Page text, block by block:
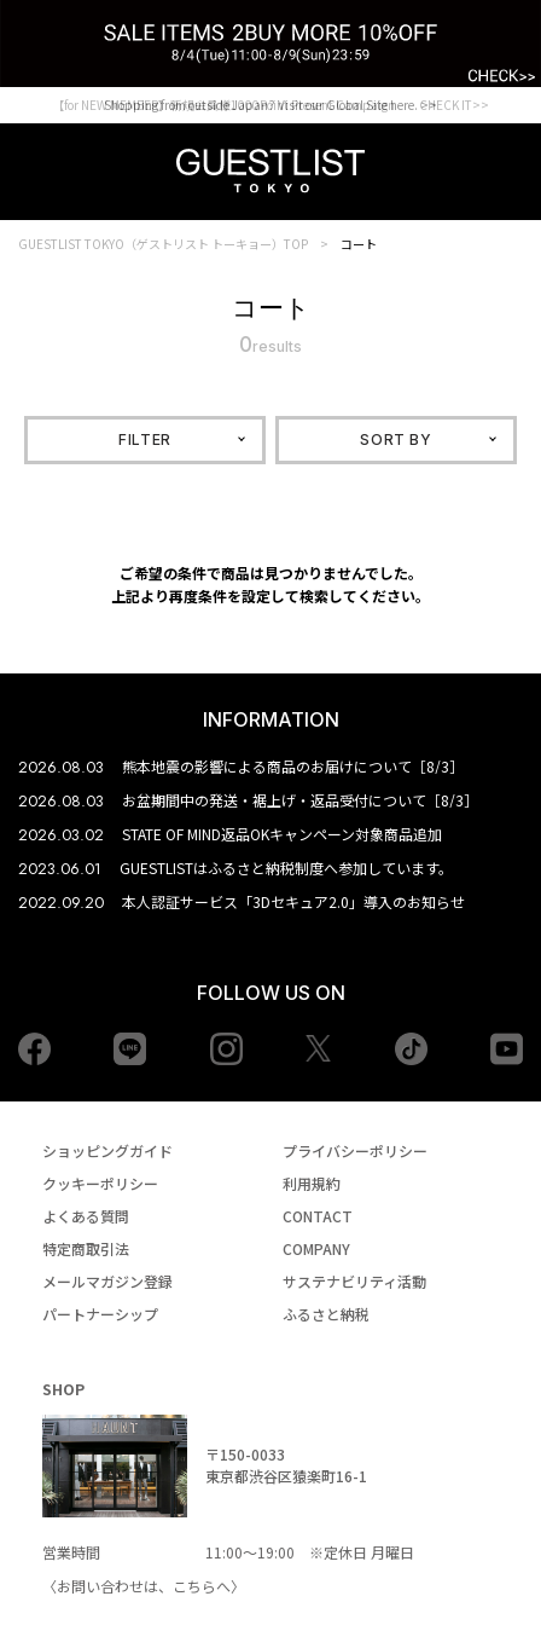
Shopping from outside Japan? Visit our Global Site here. >>
【for NEW MEMBER】新規会員様1000Point Present Campaign CHECK IT>>
GUESTLIST TOKYO（ゲストリスト トーキョー）TOP コート
コート
0results
FILTER SORT BY
ご希望の条件で商品は見つかりませんでした。
上記より再度条件を設定して検索してください。
INFORMATION
2026.08.03 熊本地震の影響による商品のお届けについて［8/3］
2026.08.03 お盆期間中の発送・裾上げ・返品受付について［8/3］
2026.03.02 STATE OF MIND返品OKキャンペーン対象商品追加
2023.06.01 GUESTLISTはふるさと納税制度へ参加しています。
2022.09.20 本人認証サービス「3Dセキュア2.0」導入のお知らせ
FOLLOW US ON
Facebook Instagram tiktok
ショッピングガイド
プライバシーポリシー
クッキーポリシー
利用規約
よくある質問
CONTACT
特定商取引法
COMPANY
メールマガジン登録
サステナビリティ活動
パートナーシップ
ふるさと納税
SHOP
〒150-0033
東京都渋谷区猿楽町16-1
営業時間
11:00～19:00 ※定休日 月曜日
〈お問い合わせは、
こちらへ〉